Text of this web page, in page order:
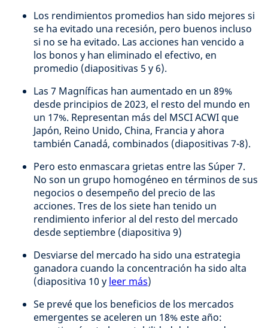
Los rendimientos promedios han sido mejores si
se ha evitado una recesión, pero buenos incluso
si no se ha evitado. Las acciones han vencido a
los bonos y han eliminado el efectivo, en
promedio (diapositivas 5 y 6).
Las 7 Magníficas han aumentado en un 89%
desde principios de 2023, el resto del mundo en
un 17%. Representan más del MSCI ACWI que
Japón, Reino Unido, China, Francia y ahora
también Canadá, combinados (diapositivas 7-8).
Pero esto enmascara grietas entre las Súper 7.
No son un grupo homogéneo en términos de sus
negocios o desempeño del precio de las
acciones. Tres de los siete han tenido un
rendimiento inferior al del resto del mercado
desde septiembre (diapositiva 9)
Desviarse del mercado ha sido una estrategia
ganadora cuando la concentración ha sido alta
(diapositiva 10 y leer más)
Se prevé que los beneficios de los mercados
emergentes se aceleren un 18% este año: